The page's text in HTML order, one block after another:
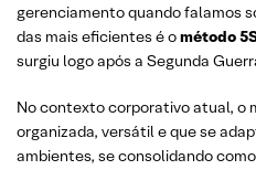
gerenciamento quando falamos
das mais eficientes é ométodo
surgiu logo após a Segunda
No contexto corporativo atual, o
organizada, versátil e que se
ambientes, se consolidando